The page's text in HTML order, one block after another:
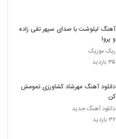
آهنگ لیلوشت با صدای سپهر تقی زاده
و پروا
ربک موزیک
۳۵ بازدید
دانلود آهنگ مهرشاد کشاورزی تمومش
کن
دانلود آهنگ جدید
۳۲ بازدید